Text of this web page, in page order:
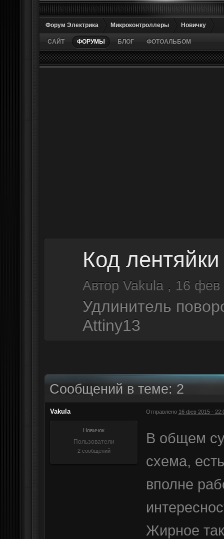
Форум Электрика Микроконтроллеры Новичку
САЙТ ФОРУМЫ БЛОГ ФОТОАЛЬБОМ
Код
Автор Vakula , 16 фев
Удлинитель
Attiny13
Сообщений в теме: 2
Vakula Отправлено 16 фев 2015 -
Новичок
Пользователи
2 сообщений
В общем
схема,
вполне
Жирное